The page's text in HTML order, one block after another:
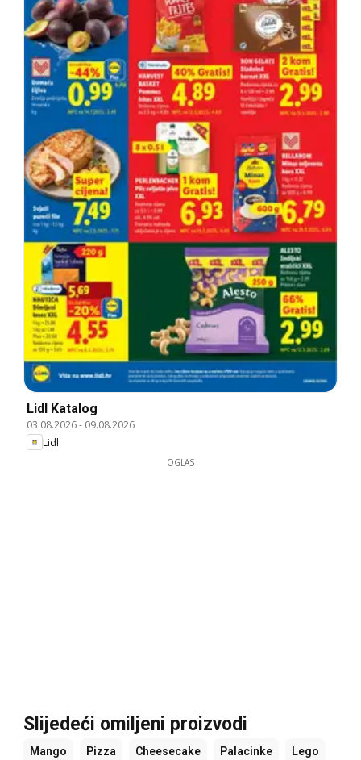
Lidl Katalog
03.08.2026- 09.08.2026
Lidl
OGLAS
Slijedeći omiljeni proizvodi
Mango Pizza Cheesecake Palacinke Lego